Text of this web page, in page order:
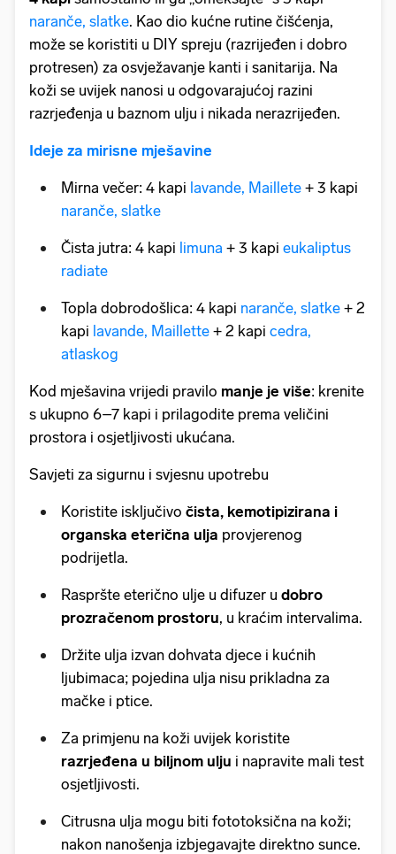
naranče, slatke. Kao dio kućne rutine čišćenja,
može se koristiti u DIY spreju (razrijeđen i dobro
protresen) za osvježavanje kanti i sanitarija. Na
koži se uvijek nanosi u odgovarajućoj razini
razrjeđenja u baznom ulju i nikada nerazrijeđen.
Ideje za mirisne mješavine
Mirna večer: 4 kapi lavande, Maillete + 3 kapi
naranče, slatke
Čista jutra: 4 kapi limuna + 3 kapi eukaliptus
radiate
Topla dobrodošlica: 4 kapi naranče, slatke + 2
kapi lavande, Maillette + 2 kapi cedra,
atlaskog
Kod mješavina vrijedi pravilo manje je više: krenite
s ukupno 6–7 kapi i prilagodite prema veličini
prostora i osjetljivosti ukućana.
Savjeti za sigurnu i svjesnu upotrebu
Koristite isključivo čista, kemotipizirana i
organska eterična ulja provjerenog
podrijetla.
Raspršte eterično ulje u difuzer u dobro
prozračenom prostoru, u kraćim intervalima.
Držite ulja izvan dohvata djece i kućnih
ljubimaca; pojedina ulja nisu prikladna za
mačke i ptice.
Za primjenu na koži uvijek koristite
razrjeđena u biljnom ulju i napravite mali test
osjetljivosti.
Citrusna ulja mogu biti fototoksična na koži;
nakon nanošenja izbjegavajte direktno sunce.